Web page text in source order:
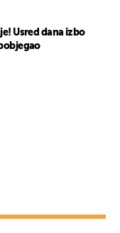
Usred dana izbo